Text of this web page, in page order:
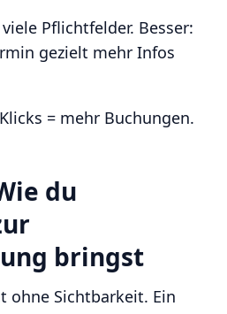
Pflichtfelder. Besser:
gezielt mehr Infos
= mehr Buchungen.
du
bringst
ohne Sichtbarkeit. Ein